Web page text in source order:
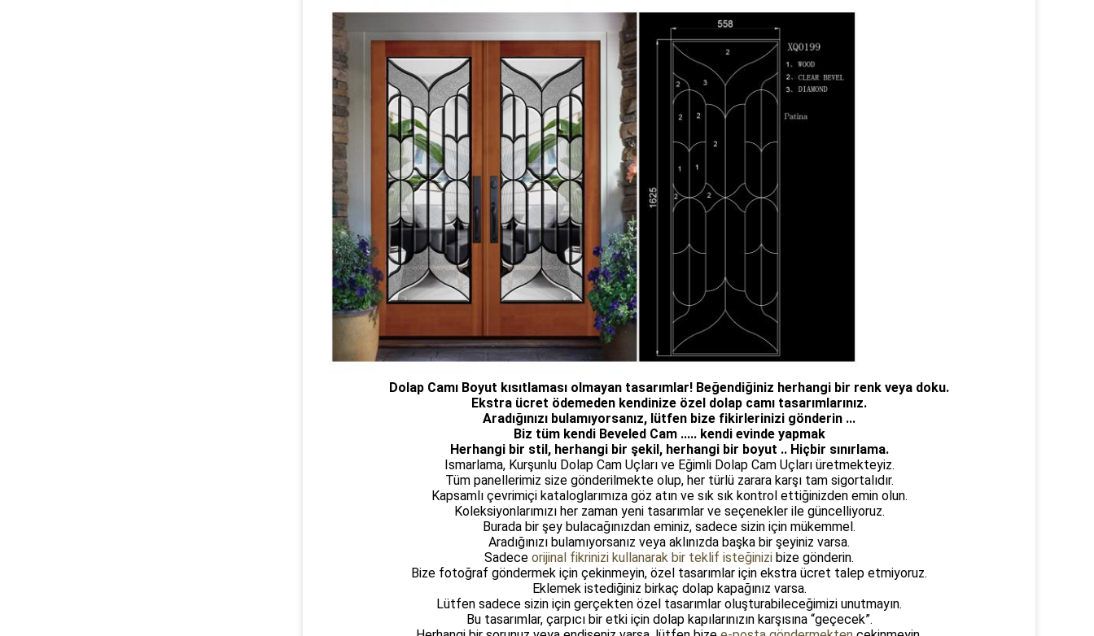
Dolap Camı Boyut kısıtlaması olmayan tasarımlar! Beğendiğiniz herhangi bir renk veya doku.
Ekstra ücret ödemeden kendinize özel dolap camı tasarımlarınız.
Aradığınızı bulamıyorsanız, lütfen bize fikirlerinizi gönderin ...
Biz tüm kendi Beveled Cam ..... kendi evinde yapmak
Herhangi bir stil, herhangi bir şekil, herhangi bir boyut .. Hiçbir sınırlama.
Ismarlama, Kurşunlu Dolap Cam Uçları ve Eğimli Dolap Cam Uçları üretmekteyiz.
Tüm panellerimiz size gönderilmekte olup, her türlü zarara karşı tam sigortalıdır.
Kapsamlı çevrimiçi kataloglarımıza göz atın ve sık sık kontrol ettiğinizden emin olun.
Koleksiyonlarımızı her zaman yeni tasarımlar ve seçenekler ile güncelliyoruz.
Burada bir şey bulacağınızdan eminiz, sadece sizin için mükemmel.
Aradığınızı bulamıyorsanız veya aklınızda başka bir şeyiniz varsa.
Sadece orijinal fikrinizi kullanarak bir teklif isteğinizi bize gönderin.
Bize fotoğraf göndermek için çekinmeyin, özel tasarımlar için ekstra ücret talep etmiyoruz.
Eklemek istediğiniz birkaç dolap kapağınız varsa.
Lütfen sadece sizin için gerçekten özel tasarımlar oluşturabileceğimizi unutmayın.
Bu tasarımlar, çarpıcı bir etki için dolap kapılarınızın karşısına “geçecek”.